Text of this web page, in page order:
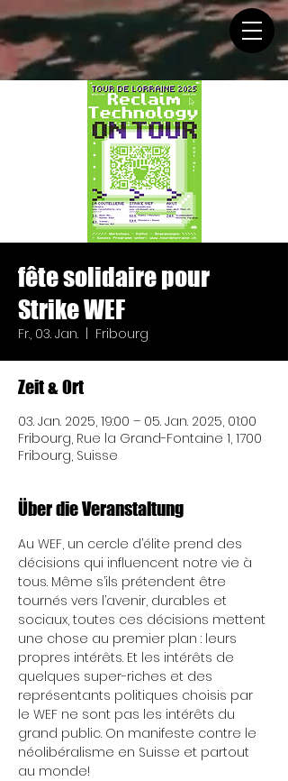
fête solidaire pour
Strike WEF
Fr., 03. Jan. Fribourg
Zeit & Ort
03. Jan. 2025, 19:00 – 05. Jan. 2025, 01:00
Fribourg, Rue la Grand-Fontaine 1, 1700
Fribourg, Suisse
Über die Veranstaltung
Au WEF, un cercle d’élite prend des
décisions qui influencent notre vie à
tous. Même s’ils prétendent être
tournés vers l’avenir, durables et
sociaux, toutes ces décisions mettent
une chose au premier plan : leurs
propres intérêts. Et les intérêts de
quelques super-riches et des
représentants politiques choisis par
le WEF ne sont pas les intérêts du
grand public. On manifeste contre le
néolibéralisme en Suisse et partout
au monde!